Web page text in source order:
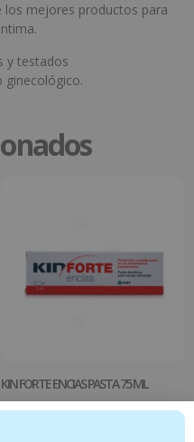
los mejores productos para
y testados
ginecológico.
KIN FORTE ENCIAS PASTA 75 ML
5.19€